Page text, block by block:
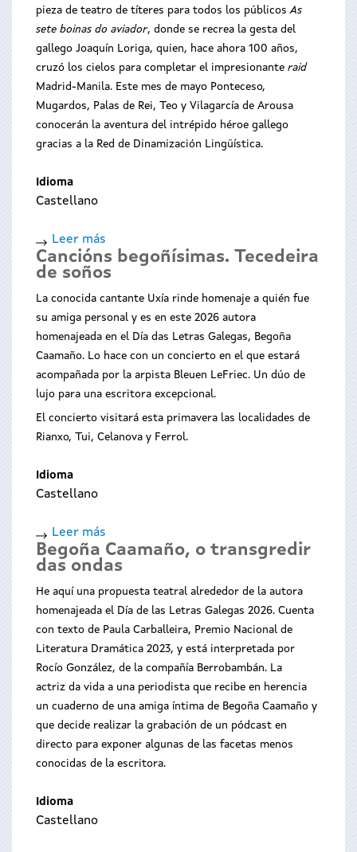
para
Begoña
pieza de teatro de títeres para todos los públicosAs
sete boinas do aviador, donde se recrea la gesta del
gallego Joaquín Loriga, quien, hace ahora 100 años,
cruzó los cielos para completar el impresionante raid
Madrid-Manila. Este mes de mayo Ponteceso,
Mugardos, Palas de Rei, Teo y Vilagarcía de Arousa
conocerán la aventura del intrépido héroe gallego
gracias a la Red de Dinamización Lingüística.
Idioma
Castellano
Leer más
As
sete
boinas
do
aviador
Cancións begoñísimas. Tecedeira
de soños
La conocida cantante Uxía rinde homenaje a quién fue
su amiga personal y es en este 2026 autora
homenajeada en el Día das Letras Galegas, Begoña
Caamaño. Lo hace con un concierto en el que estará
acompañada por la arpista Bleuen LeFriec. Un dúo de
lujo para una escritora excepcional.
El concierto visitará esta primavera las localidades de
Rianxo, Tui, Celanova y Ferrol.
Idioma
Castellano
Leer más
Cancións
begoñísimas.
Tecedeira
de
soños
Begoña Caamaño, o transgredir
das ondas
He aquí una propuesta teatral alrededor de la autora
homenajeada el Día de las Letras Galegas 2026. Cuenta
con texto de Paula Carballeira, Premio Nacional de
Literatura Dramática 2023, y está interpretada por
Rocío González, de la compañía Berrobambán. La
actriz da vida a una periodista que recibe en herencia
un cuaderno de una amiga íntima de Begoña Caamaño y
que decide realizar la grabación de un pódcast en
directo para exponer algunas de las facetas menos
conocidas de la escritora.
Idioma
Castellano